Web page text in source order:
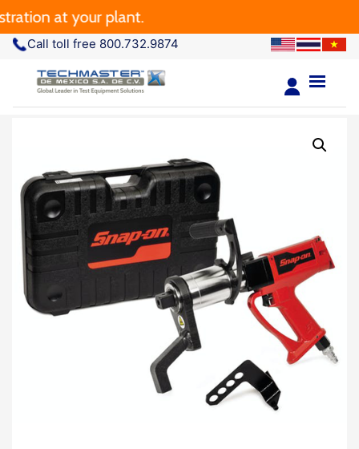
at your plant.
Call toll free 800.732.9874